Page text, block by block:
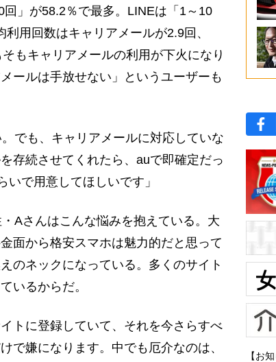
回」が58.2％で最多。LINEは「1～10
用回数はキャリアメールが2.9回、
もキャリアメールの利用が下火になり
ールは手放せない」というユーザーも
でも、キャリアメールに対応していな
存続させてくれたら、auで即確定だっ
で用意してほしいです」
Aさんはこんな悩みを抱えている。大
面から格安スマホは魅力的だと思って
のネックになっている。多くのサイト
いるからだ。
トに登録していて、それを今さらすべ
で嫌になります。中でも厄介なのは、
【お